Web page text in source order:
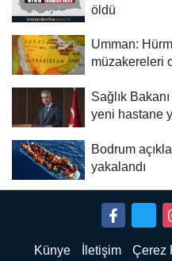
öldü
Umman:
müzakereleri
Sağlık
yeni hastane
Bodrum
yakalandı
Künye İletişim Çerez